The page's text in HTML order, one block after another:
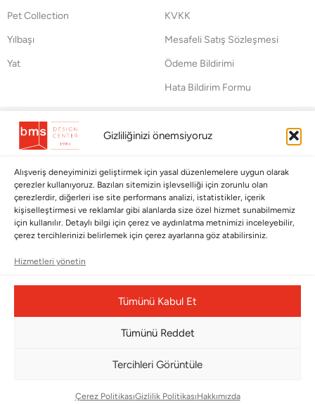
Gizliliğinizi önemsiyoruz
Alışveriş deneyiminizi geliştirmek için yasal düzenlemelere uygun olarak
çerezler kullanıyoruz. Bazıları sitemizin işlevselliği için zorunlu olan
çerezlerdir, diğerleri ise site performans analizi, istatistikler, içerik
kişiselleştirmesi ve reklamlar gibi alanlarda size özel hizmet sunabilmemiz
için kullanılır. Detaylı bilgi için çerez ve aydınlatma metnimizi inceleyebilir,
çerez tercihlerinizi belirlemek için çerez ayarlarına göz atabilirsiniz.
Hizmetleri yönetin
Tümünü Kabul Et
Tümünü Reddet
Tercihleri Görüntüle
Çerez PolitikasıGizlilik PolitikasıHakkımızda
Pet Collection
Yılbaşı
Yat
KVKK
Mesafeli Satış Sözleşmesi
Ödeme Bildirimi
Hata Bildirim Formu
BÜLTENİMİZE ABONE OLUN
Kayıt olun ve fırsatlardan ilk siz yararlanın!
Bültenimize Abone Olun
Bizi Takip Edin
Çerez Yönetim Paneli